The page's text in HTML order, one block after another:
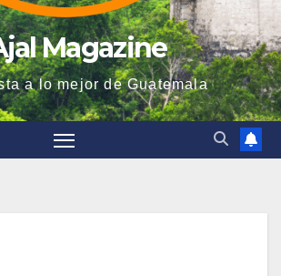
Magazine
a lo mejor de Guatemala